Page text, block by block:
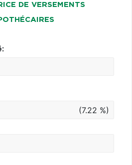
DE VERSEMENTS
(7.22 %)